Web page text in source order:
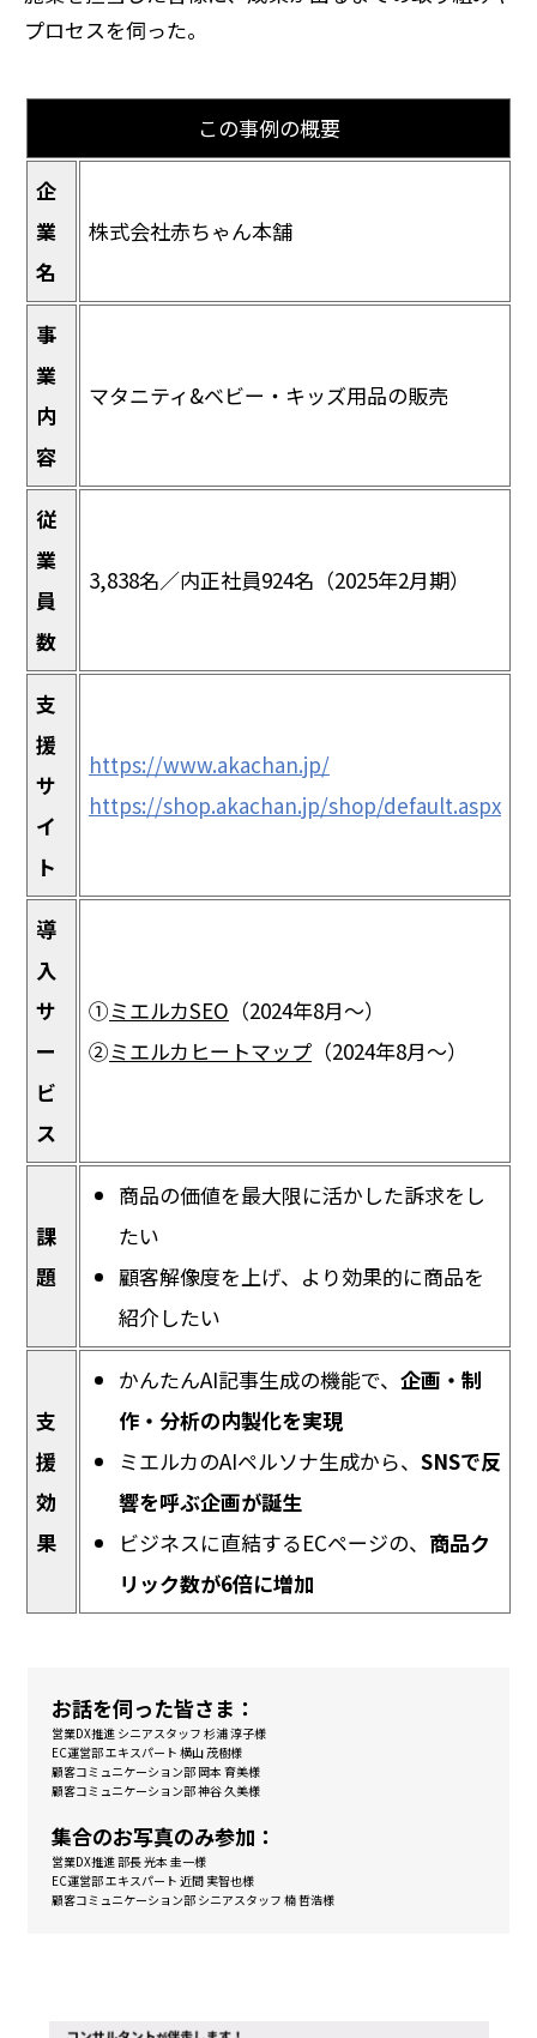
プロセスを伺った。
この事例の概要
企
業
名
株式会社赤ちゃん本舗
事
業
内
容
マタニティ&ベビー・キッズ用品の販売
従
業
員
数
3,838名／内正社員924名（2025年2月期）
支
援
サ
イ
ト
https://www.akachan.jp/
https://shop.akachan.jp/shop/default.aspx
導
入
サ
ー
ビ
ス
①ミエルカSEO （2024年8月〜）
②ミエルカヒートマップ （2024年8月～）
課
題
商品の価値を最大限に活かした訴求をし
たい
顧客解像度を上げ、より効果的に商品を
紹介したい
支
援
効
果
かんたんAI記事生成の機能で、 企画・制
作・分析の内製化を実現
ミエルカのAIペルソナ生成から、 SNSで反
響を呼ぶ企画が誕生
ビジネスに直結するECページの、 商品ク
リック数が6倍に増加
お話を伺った皆さま：
営業DX推進 シニアスタッフ 杉浦 淳子様
EC運営部 エキスパート 横山 茂樹様
顧客コミュニケーション部 岡本 育美様
顧客コミュニケーション部 神谷 久美様
集合のお写真のみ参加：
営業DX推進 部長 光本 圭一様
EC運営部 エキスパート 近間 実智也様
顧客コミュニケーション部 シニアスタッフ 楠 哲浩様